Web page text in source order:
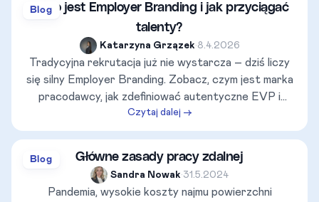
systemami takimi jak rcponline.pl, to klucz do lojalności
Twojego zespołu!
Blog
Co to jest Employer Branding i jak przyciągać
talenty?
Katarzyna Grzązek•8.4.2026
Tradycyjna rekrutacja już nie wystarcza – dziś liczy
się silny Employer Branding. Zobacz, czym jest marka
pracodawcy, jak zdefiniować autentyczne EVP i
uniknąć najczęstszych błędów, przez które
pracownicy odchodzą w pierwszym miesiącu.
systemami takimi jak rcponline.pl, to klucz do lojalności
Czytaj dalej →
Blog Główne zasady pracy zdalnej
Sandra Nowak•31.5.2024
Pandemia, wysokie koszty najmu powierzchni